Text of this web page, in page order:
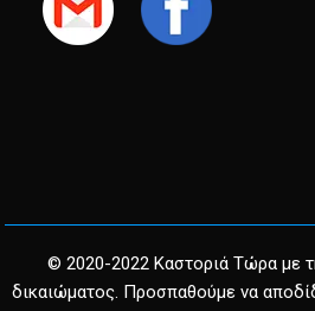
© 2020-2022 Καστοριά Τώρα με
δικαιώματος. Προσπαθούμε να